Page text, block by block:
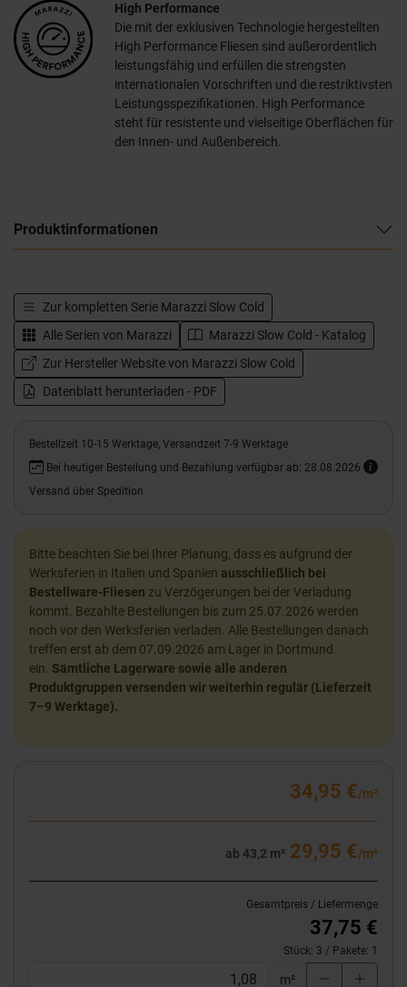
High Performance
Die mit der exklusiven Technologie hergestellten
High Performance Fliesen sind außerordentlich
leistungsfähig und erfüllen die strengsten
internationalen Vorschriften und die restriktivsten
Leistungsspezifikationen. High Performance
steht für resistente und vielseitige Oberflächen für
den Innen- und Außenbereich.
Produktinformationen
Zur kompletten Serie Marazzi Slow Cold
Alle Serien von Marazzi
Marazzi Slow Cold - Katalog
Zur Hersteller Website von Marazzi Slow Cold
Datenblatt herunterladen - PDF
Bestellzeit 10-15 Werktage, Versandzeit 7-9 Werktage
Bei heutiger Bestellung und Bezahlung verfügbar ab: 28.08.2026
Versand über Spedition
Bitte beachten Sie bei Ihrer Planung, dass es aufgrund der
Werksferien in Italien und Spanien ausschließlich bei
Bestellware-Fliesen zu Verzögerungen bei der Verladung
kommt. Bezahlte Bestellungen bis zum 25.07.2026 werden
noch vor den Werksferien verladen. Alle Bestellungen danach
treffen erst ab dem 07.09.2026 am Lager in Dortmund
ein. Sämtliche Lagerware sowie alle anderen
Produktgruppen versenden wir weiterhin regulär (Lieferzeit
7–9 Werktage).
34,95 €/m²
ab 43,2 m² 29,95 €/m²
Gesamtpreis / Liefermenge
37,75 €
Stück: 3 / Pakete: 1
m²